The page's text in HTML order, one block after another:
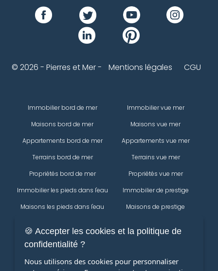
© 2026 - Pierres et Mer - Mentions légales CGU
Immobilier bord de mer
Maisons bord de mer
Appartements bord de mer
Terrains bord de mer
Propriétés bord de mer
Immobilier vue mer
Maisons vue mer
Appartements vue mer
Terrains vue mer
Propriétés vue mer
Immobilier les pieds dans l'eau
Maisons les pieds dans l'eau
l'eau
Propriétés les pieds dans l'eau
Immobilier de prestige
Maisons de prestige
🍪 Accepter les cookies et la politique de
confidentialité ?
Nous utilisons des cookies pour personnaliser